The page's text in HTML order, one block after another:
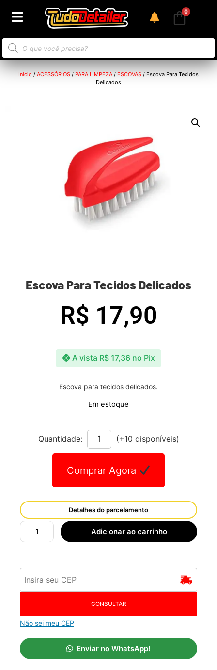
0
Início / ACESSÓRIOS / PARA LIMPEZA / ESCOVAS / Escova Para Tecidos
Delicados
Escova Para Tecidos Delicados
R$ 17,90
A vista R$17,36 no Pix
Escova para tecidos delicados.
Em estoque
Quantidade: (+10 disponíveis)
Comprar Agora
Detalhes do parcelamento
Adicionar ao carrinho
CONSULTAR
Não sei meu CEP
Enviar no WhatsApp!